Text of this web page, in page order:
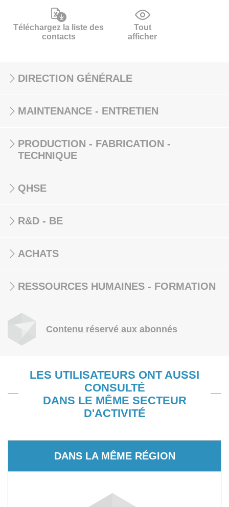
Téléchargez la liste des
contacts
Tout
afficher
DIRECTION GÉNÉRALE
MAINTENANCE - ENTRETIEN
PRODUCTION - FABRICATION -
TECHNIQUE
QHSE
R&D - BE
ACHATS
RESSOURCES HUMAINES - FORMATION
Contenu réservé aux abonnés
LES UTILISATEURS ONT AUSSI
CONSULTÉ
DANS LE MÊME SECTEUR
D'ACTIVITÉ
DANS LA MÊME RÉGION